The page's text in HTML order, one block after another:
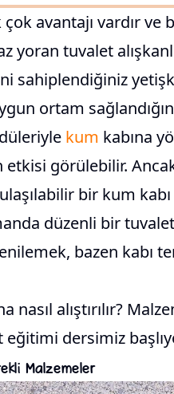
çok avantajı vardır
yoran tuvalet
sahiplendiğiniz
ortam
kum kabına
etkisi görülebilir.
bir kum
düzenli bir
bazen kabı
nasıl alıştırılır?
eğitimi dersimiz
Malzemeler